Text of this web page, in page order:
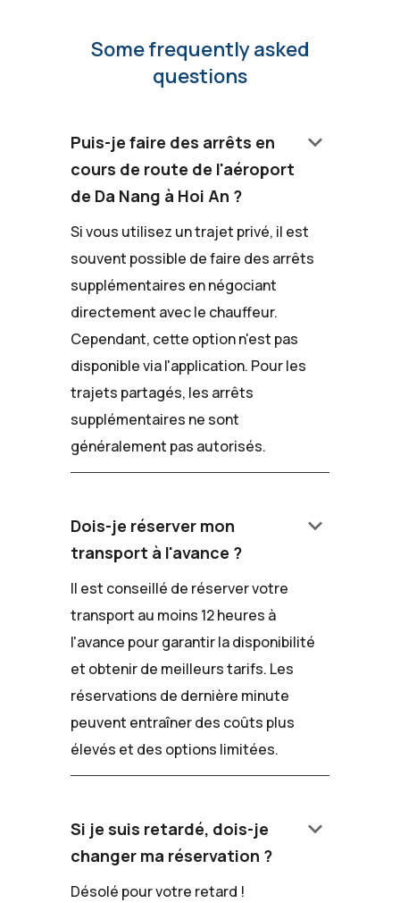
Some frequently asked
questions
Puis-je faire des arrêts en
cours de route de l'aéroport
de Da Nang à Hoi An ?
keyboard_arrow_down
Si vous utilisez un trajet privé, il est
souvent possible de faire des arrêts
supplémentaires en négociant
directement avec le chauffeur.
Cependant, cette option n'est pas
disponible via l'application. Pour les
trajets partagés, les arrêts
supplémentaires ne sont
généralement pas autorisés.
Dois-je réserver mon
transport à l'avance ?
keyboard_arrow_down
Il est conseillé de réserver votre
transport au moins 12 heures à
l'avance pour garantir la disponibilité
et obtenir de meilleurs tarifs. Les
réservations de dernière minute
peuvent entraîner des coûts plus
élevés et des options limitées.
Si je suis retardé, dois-je
changer ma réservation ?
keyboard_arrow_down
Désolé pour votre retard !